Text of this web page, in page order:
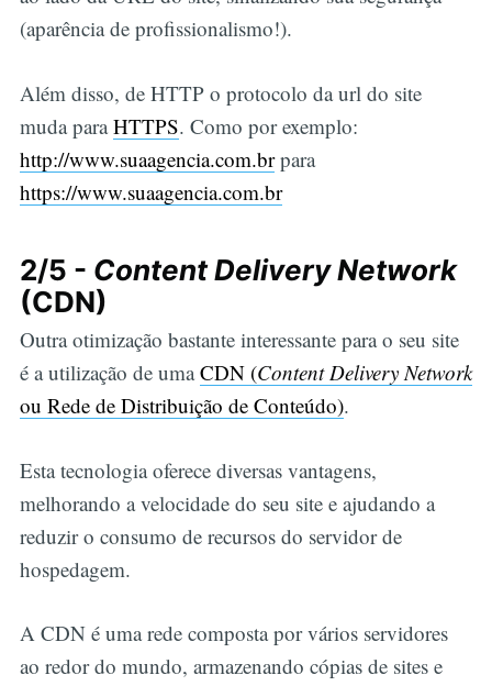
(aparência de profissionalismo!).
Além disso, de HTTP o protocolo da url do site
muda paraHTTPS. Como por exemplo:
http://www.suaagencia.com.brpara
https://www.suaagencia.com.br
2/5 - Content Delivery Network
(CDN)
Outra otimização bastante interessante para o seu site
é a utilização de umaCDN (Content Delivery Network
ou Rede de Distribuição de Conteúdo).
Esta tecnologia oferece diversas vantagens,
melhorando a velocidade do seu site e ajudando a
reduzir o consumo de recursos do servidor de
hospedagem.
A CDN é uma rede composta por vários servidores
ao redor do mundo, armazenando cópias de sites e